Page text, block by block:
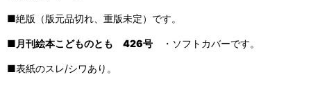
■絶版（版元品切れ、重版未定）です。
■ 月刊絵本こどものとも 426号 ・ソフトカバーです。
■表紙のスレ/シワあり。